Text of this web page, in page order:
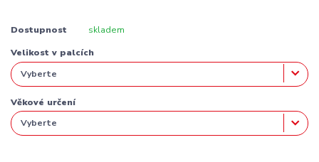
Dostupnost skladem
Velikost v palcích
Věkové určení